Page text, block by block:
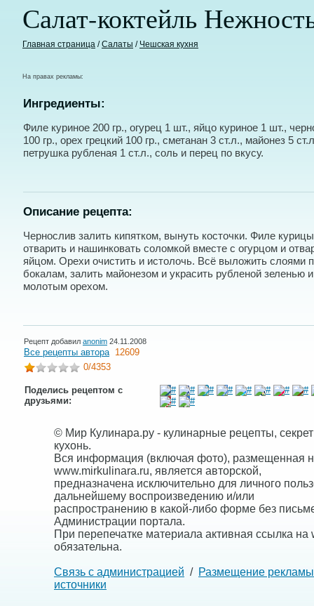
Салат-коктейль
Главная страница /Салаты / Чешская кухня
На правах рекламы:
Ингредиенты:
Филе куриное 200 гр., огурец 1 шт., яйцо куриное 1 шт.,
100 гр., орех грецкий 100 гр., сметанан 3 ст.л., майонез 5
петрушка рубленая 1 ст.л., соль и перец по вкусу.
Описание рецепта:
Чернослив залить кипятком, вынуть косточки. Филе курицы
отварить и нашинковать соломкой вместе с огурцом и
яйцом. Орехи очистить и истолочь. Всё выложить слоями
бокалам, залить майонезом и украсить рубленой зеленью и
молотым орехом.
Рецепт добавил anonim 24.11.2008
Все рецепты автора 12609
0/4353
Поделись рецептом с
друзьями:
© Мир Кулинара.ру - кулинарные рецепты,
кухонь.
Вся информация (включая фото), размещенная
www.mirkulinara.ru, является авторской,
предназначена исключительно для личного
дальнейшему воспроизведению и/или
распространению в какой-либо форме без
Администрации портала.
При перепечатке материала активная ссылка на
обязательна.
Связь с администрацией / Размещение рекламы
источники